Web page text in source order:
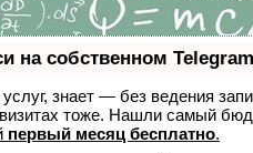
на собственном
знает — без ведения
тоже. Нашли самый
первый месяц бесплатно.